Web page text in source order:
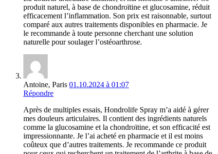
produit naturel, à base de chondroïtine et glucosamine, réduit
efficacement l’inflammation. Son prix est raisonnable, surtout
comparé aux autres traitements disponibles en pharmacie. Je
le recommande à toute personne cherchant une solution
naturelle pour soulager l’ostéoarthrose.
Antoine, Paris 01.10.2024 à 01:07
Répondre
Après de multiples essais, Hondrolife Spray m’a aidé à gérer
mes douleurs articulaires. Il contient des ingrédients naturels
comme la glucosamine et la chondroïtine, et son efficacité est
impressionnante. Je l’ai acheté en pharmacie et il est moins
coûteux que d’autres traitements. Je recommande ce produit